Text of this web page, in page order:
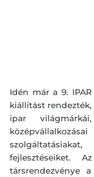
Idén már a 9. IPAR
kiállítást rendezték,
ipar
fejlesztéseiket.
társrendezvénye